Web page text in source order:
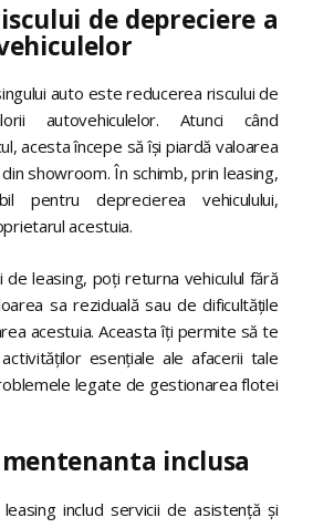
de depreciere a
auto este reducerea riscului de
autovehiculelor. Atunci când
acesta începe să își piardă valoarea
showroom. În schimb, prin leasing,
pentru deprecierea vehiculului,
acestuia.
de leasing, poți returna vehiculul fără
sa reziduală sau de dificultățile
acestuia. Aceasta îți permite să te
esențiale ale afacerii tale
legate de gestionarea flotei
inclusa
includ servicii de asistență și